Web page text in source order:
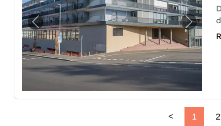
Image précédente pour "Dépôts deImage
< 1 2